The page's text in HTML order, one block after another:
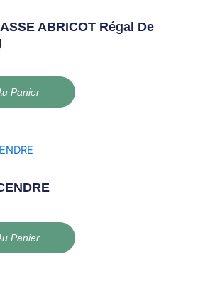
ABRICOT Régal De
Panier
Panier